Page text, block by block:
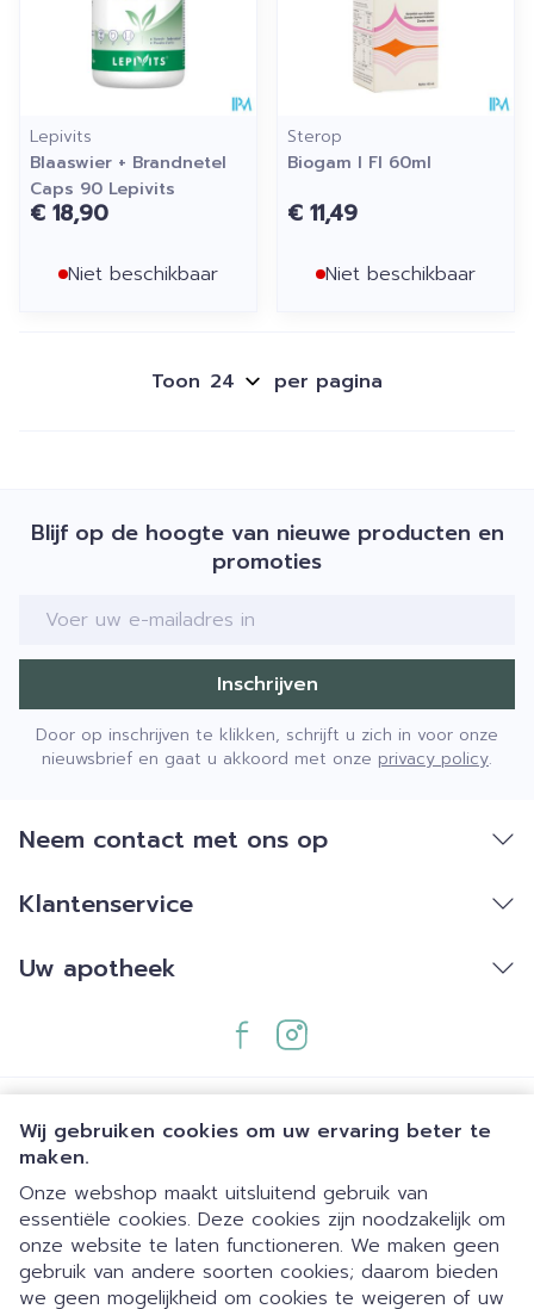
Wij gebruiken cookies om uw ervaring beter te
maken.
Onze webshop maakt uitsluitend gebruik van
essentiële cookies. Deze cookies zijn noodzakelijk om
onze website te laten functioneren. We maken geen
gebruik van andere soorten cookies; daarom bieden
we geen mogelijkheid om cookies te weigeren of uw
Lepivits
Blaaswier + Brandnetel
Caps 90 Lepivits
€ 18,90
Niet beschikbaar
Sterop
Biogam I Fl 60ml
€ 11,49
Niet beschikbaar
Toon per pagina
Blijf op de hoogte van nieuwe producten en
promoties
E-mail adres
Inschrijven
Door op inschrijven te klikken, schrijft u zich in voor onze
nieuwsbrief en gaat u akkoord met onze privacy policy.
Neem contact met ons op
Klantenservice
Uw apotheek
Juridische links